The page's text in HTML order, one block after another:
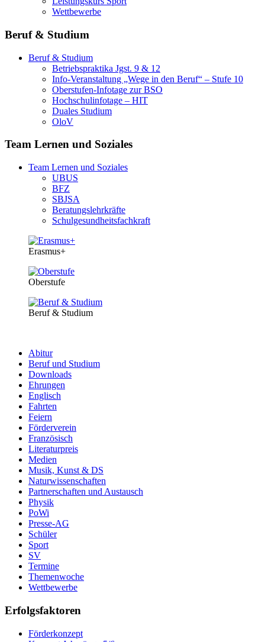
Wettbewerbe
Beruf & Studium
Beruf & Studium
Betriebspraktika Jgst. 9 & 12
Info-Veranstaltung „Wege in den Beruf“ – Stufe 10
Oberstufen-Infotage zur BSO
Hochschulinfotage – HIT
Duales Studium
OloV
Team Lernen und Soziales
Team Lernen und Soziales
UBUS
BFZ
SBJSA
Beratungslehrkräfte
Schulgesundheitsfachkraft
Erasmus+
Oberstufe
Beruf & Studium
Abitur
Beruf und Studium
Downloads
Ehrungen
Englisch
Fahrten
Feiern
Förderverein
Französisch
Literaturpreis
Medien
Musik, Kunst & DS
Naturwissenschaften
Partnerschaften und Austausch
Physik
PoWi
Presse-AG
Schüler
Sport
SV
Termine
Themenwoche
Wettbewerbe
Erfolgsfaktoren
Förderkonzept